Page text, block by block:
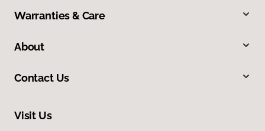
Warranties & Care
About
Contact Us
Visit Us